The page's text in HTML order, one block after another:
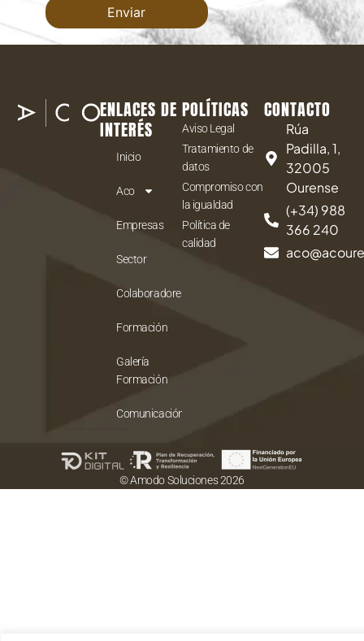
ENLACES DE
INTERÉS
Inicio
Aco
Empresas
Sector
Colaboradores
Formación
Galería
Formación
Comunicación
POLÍTICAS
Aviso Legal
Tratamiento de
datos
Compromiso con
la igualdad
Política de
calidad
CONTACTO
Rúa
Padilla, 1,
32005
Ourense
(+34) 988
366 240
© Amodo Soluciones 2026